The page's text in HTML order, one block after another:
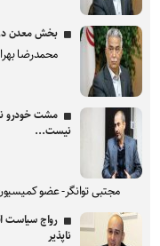
بخش معدن در
محمدرضا
مشت خودرو
نیست...
مجتبی توانگر- عضو
رواج سیاست
ناپذیر